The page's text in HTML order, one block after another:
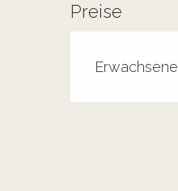
Preise
Erwachsene